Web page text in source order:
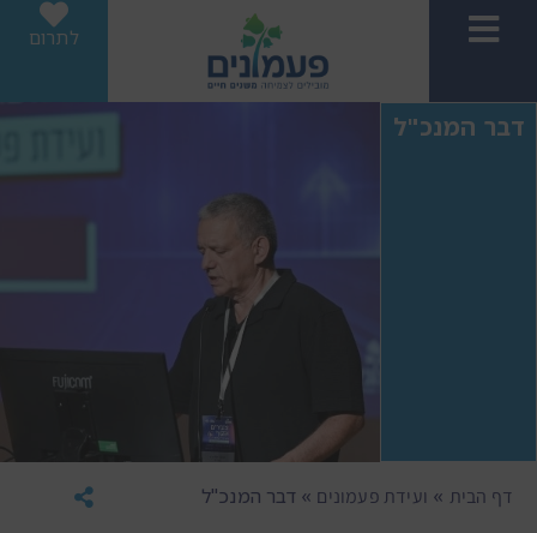
לתרום
דבר המנכ"ל
דף הבית » ועידת פעמונים »דבר המנכ"ל